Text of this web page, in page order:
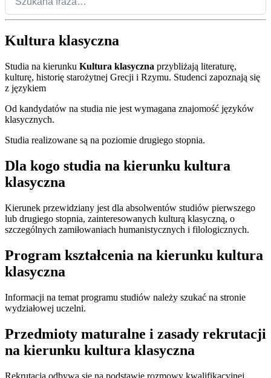
Kultura klasyczna
Studia na kierunku Kultura klasyczna przybliżają literaturę,
kulturę, historię starożytnej Grecji i Rzymu. Studenci zapoznają się
z językiem
Od kandydatów na studia nie jest wymagana znajomość języków
klasycznych.
Studia realizowane są na poziomie drugiego stopnia.
Dla kogo studia na kierunku kultura
klasyczna
Kierunek przewidziany jest dla absolwentów studiów pierwszego
lub drugiego stopnia, zainteresowanych kulturą klasyczną, o
szczególnych zamiłowaniach humanistycznych i filologicznych.
Program kształcenia na kierunku kultura
klasyczna
Informacji na temat programu studiów należy szukać na stronie
wydziałowej uczelni.
Przedmioty maturalne i zasady rekrutacji
na kierunku kultura klasyczna
Rekrutacja odbywa się na podstawie rozmowy kwalifikacyjnej